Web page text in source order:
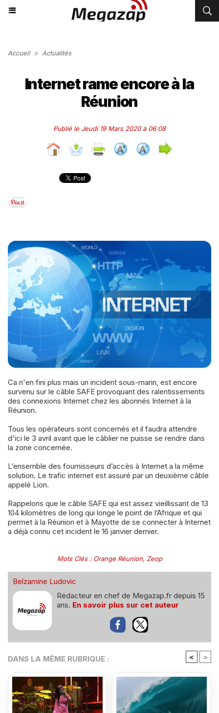
Accueil > Actualités
Internet rame encore à la
Réunion
Publié le Jeudi 19 Mars 2020 à 06:08
Ca n'en fini plus mais un incident sous-marin, est encore
survenu sur le câble SAFE provoquant des ralentissements
des connexions Internet chez les abonnés Internet à la
Réunion.
Tous les opérateurs sont concernés et il faudra attendre
d'ici le 3 avril avant que le câblier ne puisse se rendre dans
la zone concernée.
L’ensemble des fournisseurs d’accès à Internet a la même
solution. Le trafic internet est assuré par un deuxième câble
appelé Lion.
Rappelons que le câble SAFE qui est assez vieillissant de 13
104 kilomètres de long qui longe le point de l’Afrique et qui
permet à la Réunion et à Mayotte de se connecter à Internet
a déjà connu cet incident le 16 janvier dernier.
Mots Clés: Orange Réunion, Zeop
Belzamine Ludovic
Rédacteur en chef de Megazap.fr depuis 15
ans. En savoir plus sur cet auteur
DANS LA MÊME RUBRIQUE : < >